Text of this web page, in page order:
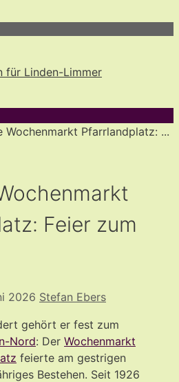
Wochenmarkt Pfarrlandplatz: ...
Feier zum
2026 Stefan Ebers
gehört er fest zum
Nord: Der Wochenmarkt
feierte am gestrigen
Bestehen. Seit 1926